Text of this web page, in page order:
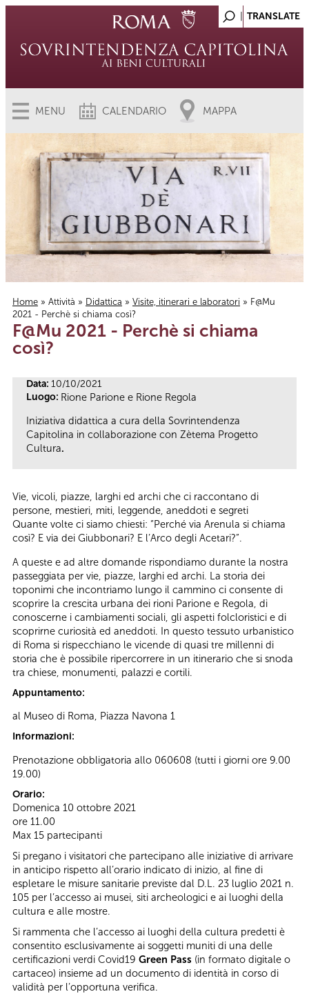
MENU CALENDARIO MAPPA
Tu sei qui
Home » Attività » Didattica » Visite, itinerari e laboratori » F@Mu
2021 - Perchè si chiama così?
F@Mu 2021 - Perchè si chiama
così?
Data: 10/10/2021
Luogo: Rione Parione e Rione Regola
Iniziativa didattica a cura della Sovrintendenza
Capitolina in collaborazione con Zètema Progetto
Cultura.
Vie, vicoli, piazze, larghi ed archi che ci raccontano di
persone, mestieri, miti, leggende, aneddoti e segreti
Quante volte ci siamo chiesti: “Perché via Arenula si chiama
così? E via dei Giubbonari? E l’Arco degli Acetari?”.
A queste e ad altre domande rispondiamo durante la nostra
passeggiata per vie, piazze, larghi ed archi. La storia dei
toponimi che incontriamo lungo il cammino ci consente di
scoprire la crescita urbana dei rioni Parione e Regola, di
conoscerne i cambiamenti sociali, gli aspetti folcloristici e di
scoprirne curiosità ed aneddoti. In questo tessuto urbanistico
di Roma si rispecchiano le vicende di quasi tre millenni di
storia che è possibile ripercorrere in un itinerario che si snoda
tra chiese, monumenti, palazzi e cortili.
Appuntamento:
al Museo di Roma, Piazza Navona 1
Informazioni:
Prenotazione obbligatoria allo 060608 (tutti i giorni ore 9.00
19.00)
Orario:
Domenica 10 ottobre 2021
ore 11.00
Max 15 partecipanti
Si pregano i visitatori che partecipano alle iniziative di arrivare
in anticipo rispetto all’orario indicato di inizio, al fine di
espletare le misure sanitarie previste dal D.L. 23 luglio 2021 n.
105 per l’accesso ai musei, siti archeologici e ai luoghi della
cultura e alle mostre.
Si rammenta che l’accesso ai luoghi della cultura predetti è
consentito esclusivamente ai soggetti muniti di una delle
certificazioni verdi Covid19 Green Pass (in formato digitale o
cartaceo) insieme ad un documento di identità in corso di
validità per l’opportuna verifica.